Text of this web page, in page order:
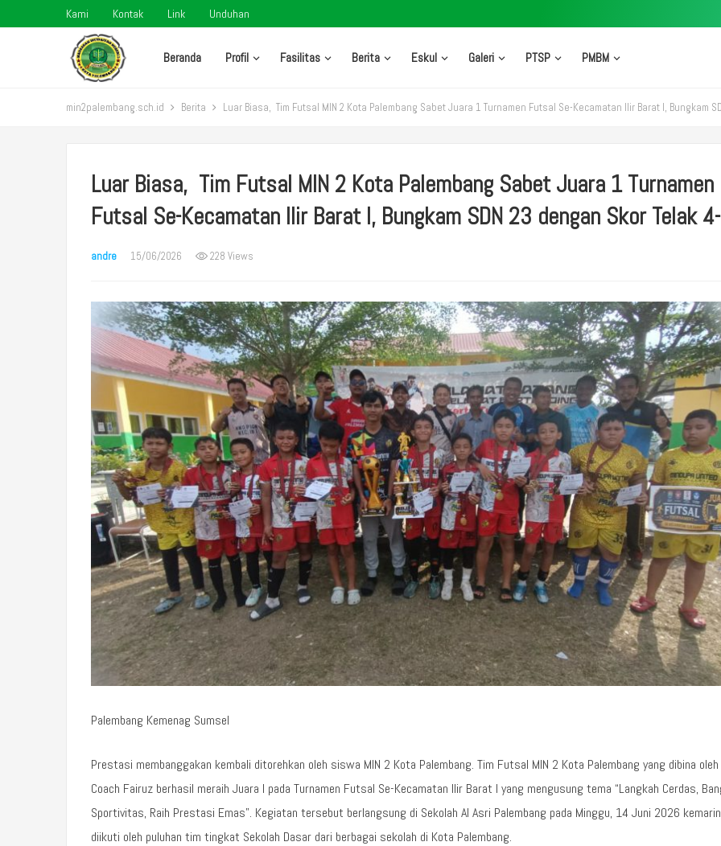
Kami Kontak Link Unduhan
Beranda Profil Fasilitas Berita Eskul Galeri PTSP PMBM
min2palembang.sch.id Berita Luar Biasa, Tim Futsal MIN 2 Kota Palembang Sabet Juara 1 Turnamen Futsal Se-Kecamatan Ilir Barat I, Bungkam
Luar Biasa, Tim Futsal MIN 2 Kota Palembang Sabet Juara 1 Turnamen
Futsal Se-Kecamatan Ilir Barat I, Bungkam SDN 23 dengan Skor Telak
andre 15/06/2026 228 Views
Palembang Kemenag Sumsel
Prestasi membanggakan kembali ditorehkan oleh siswa MIN 2 Kota Palembang. Tim Futsal MIN 2 Kota Palembang yang dibina oleh
Coach Fairuz berhasil meraih Juara I pada Turnamen Futsal Se-Kecamatan Ilir Barat I yang mengusung tema “Langkah Cerdas,
Sportivitas, Raih Prestasi Emas”. Kegiatan tersebut berlangsung di Sekolah Al Asri Palembang pada Minggu, 14 Juni 2026
diikuti oleh puluhan tim tingkat Sekolah Dasar dari berbagai sekolah di Kota Palembang.